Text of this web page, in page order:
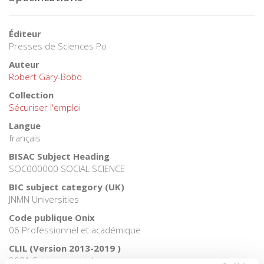
Éditeur
Presses de Sciences Po
Auteur
Robert Gary-Bobo
Collection
Sécuriser l'emploi
Langue
français
BISAC Subject Heading
SOC000000 SOCIAL SCIENCE
BIC subject category (UK)
JNMN Universities
Code publique Onix
06 Professionnel et académique
CLIL (Version 2013-2019 )
3081 Sciences sociales